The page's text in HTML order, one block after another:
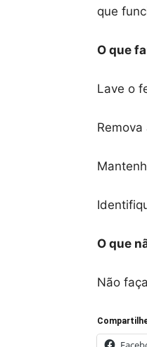
que
O que
Lave o
O que
Não